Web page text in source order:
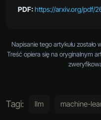
PDF:https://arxiv.org/pdf/
Napisanie tego artykułu
Treść opiera się na oryginalnym
Tagi: llm machine-